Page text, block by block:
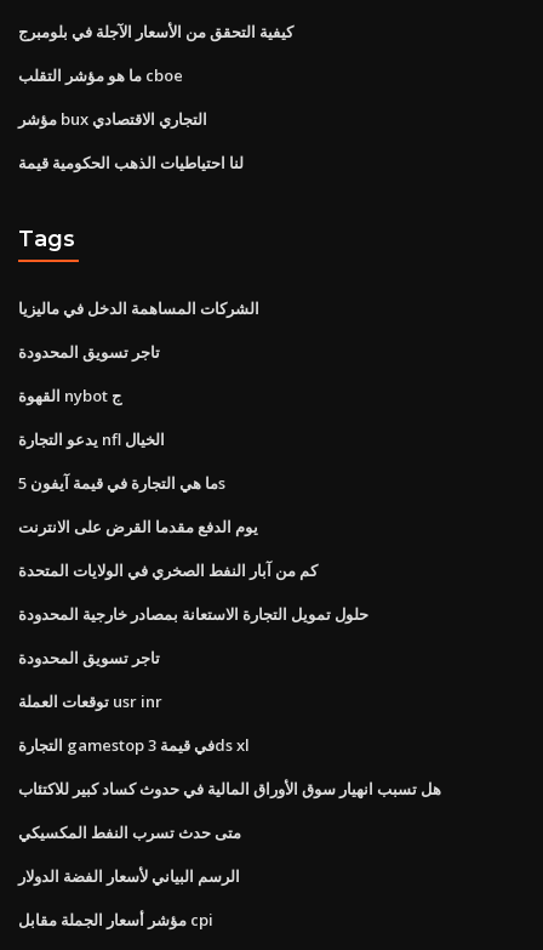
كيفية التحقق من الأسعار الآجلة في بلومبرج
ما هو مؤشر التقلب cboe
مؤشر bux التجاري الاقتصادي
لنا احتياطيات الذهب الحكومية قيمة
Tags
الشركات المساهمة الدخل في ماليزيا
تاجر تسويق المحدودة
القهوة nybot ج
يدعو التجارة nfl الخيال
ما هي التجارة في قيمة آيفون 5s
يوم الدفع مقدما القرض على الانترنت
كم من آبار النفط الصخري في الولايات المتحدة
حلول تمويل التجارة الاستعانة بمصادر خارجية المحدودة
تاجر تسويق المحدودة
توقعات العملة usr inr
التجارة gamestop في قيمة 3ds xl
هل تسبب انهيار سوق الأوراق المالية في حدوث كساد كبير للاكتئاب
متى حدث تسرب النفط المكسيكي
الرسم البياني لأسعار الفضة الدولار
مؤشر أسعار الجملة مقابل cpi